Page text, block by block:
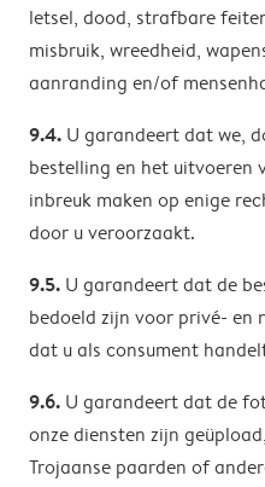
letsel, dood, strafbare
misbruik, wreedheid,
aanranding en/of
9.4. U garandeert dat we,
bestelling en het uitvoeren
inbreuk maken op enige
door u veroorzaakt.
9.5. U garandeert dat de
bedoeld zijn voor privé- en
dat u als consument
9.6. U garandeert dat de
onze diensten zijn
Trojaanse paarden of